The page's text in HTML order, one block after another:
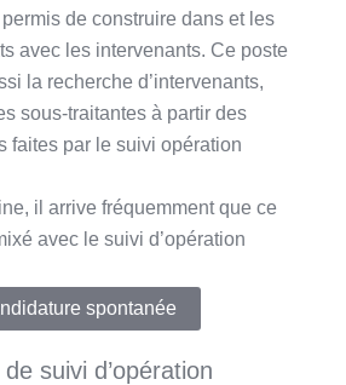
de construire dans et les
avec les intervenants. Ce poste
la recherche d’intervenants,
sous-traitantes à partir des
faites par le suivi opération
il arrive fréquemment que ce
avec le suivi d’opération
spontanée
suivi d’opération